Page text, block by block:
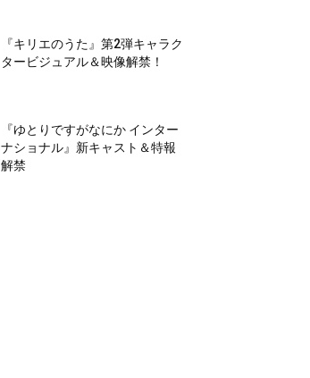
『キリエのうた』第2弾キャラク
タービジュアル＆映像解禁！
『ゆとりですがなにか インター
ナショナル』新キャスト＆特報
解禁